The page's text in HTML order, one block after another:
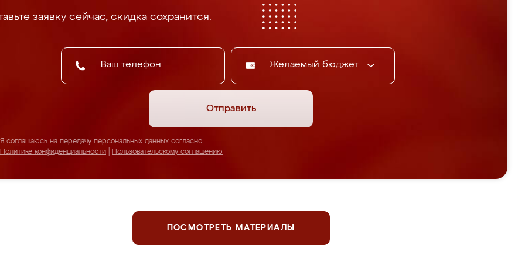
заявку сейчас, скидка сохранится.
Желаемый бюджет
Отправить
Я соглашаюсь на передачу персональных данных согласно
Политике конфиденциальности
Пользовательскому соглашению
ПОСМОТРЕТЬ МАТЕРИАЛЫ